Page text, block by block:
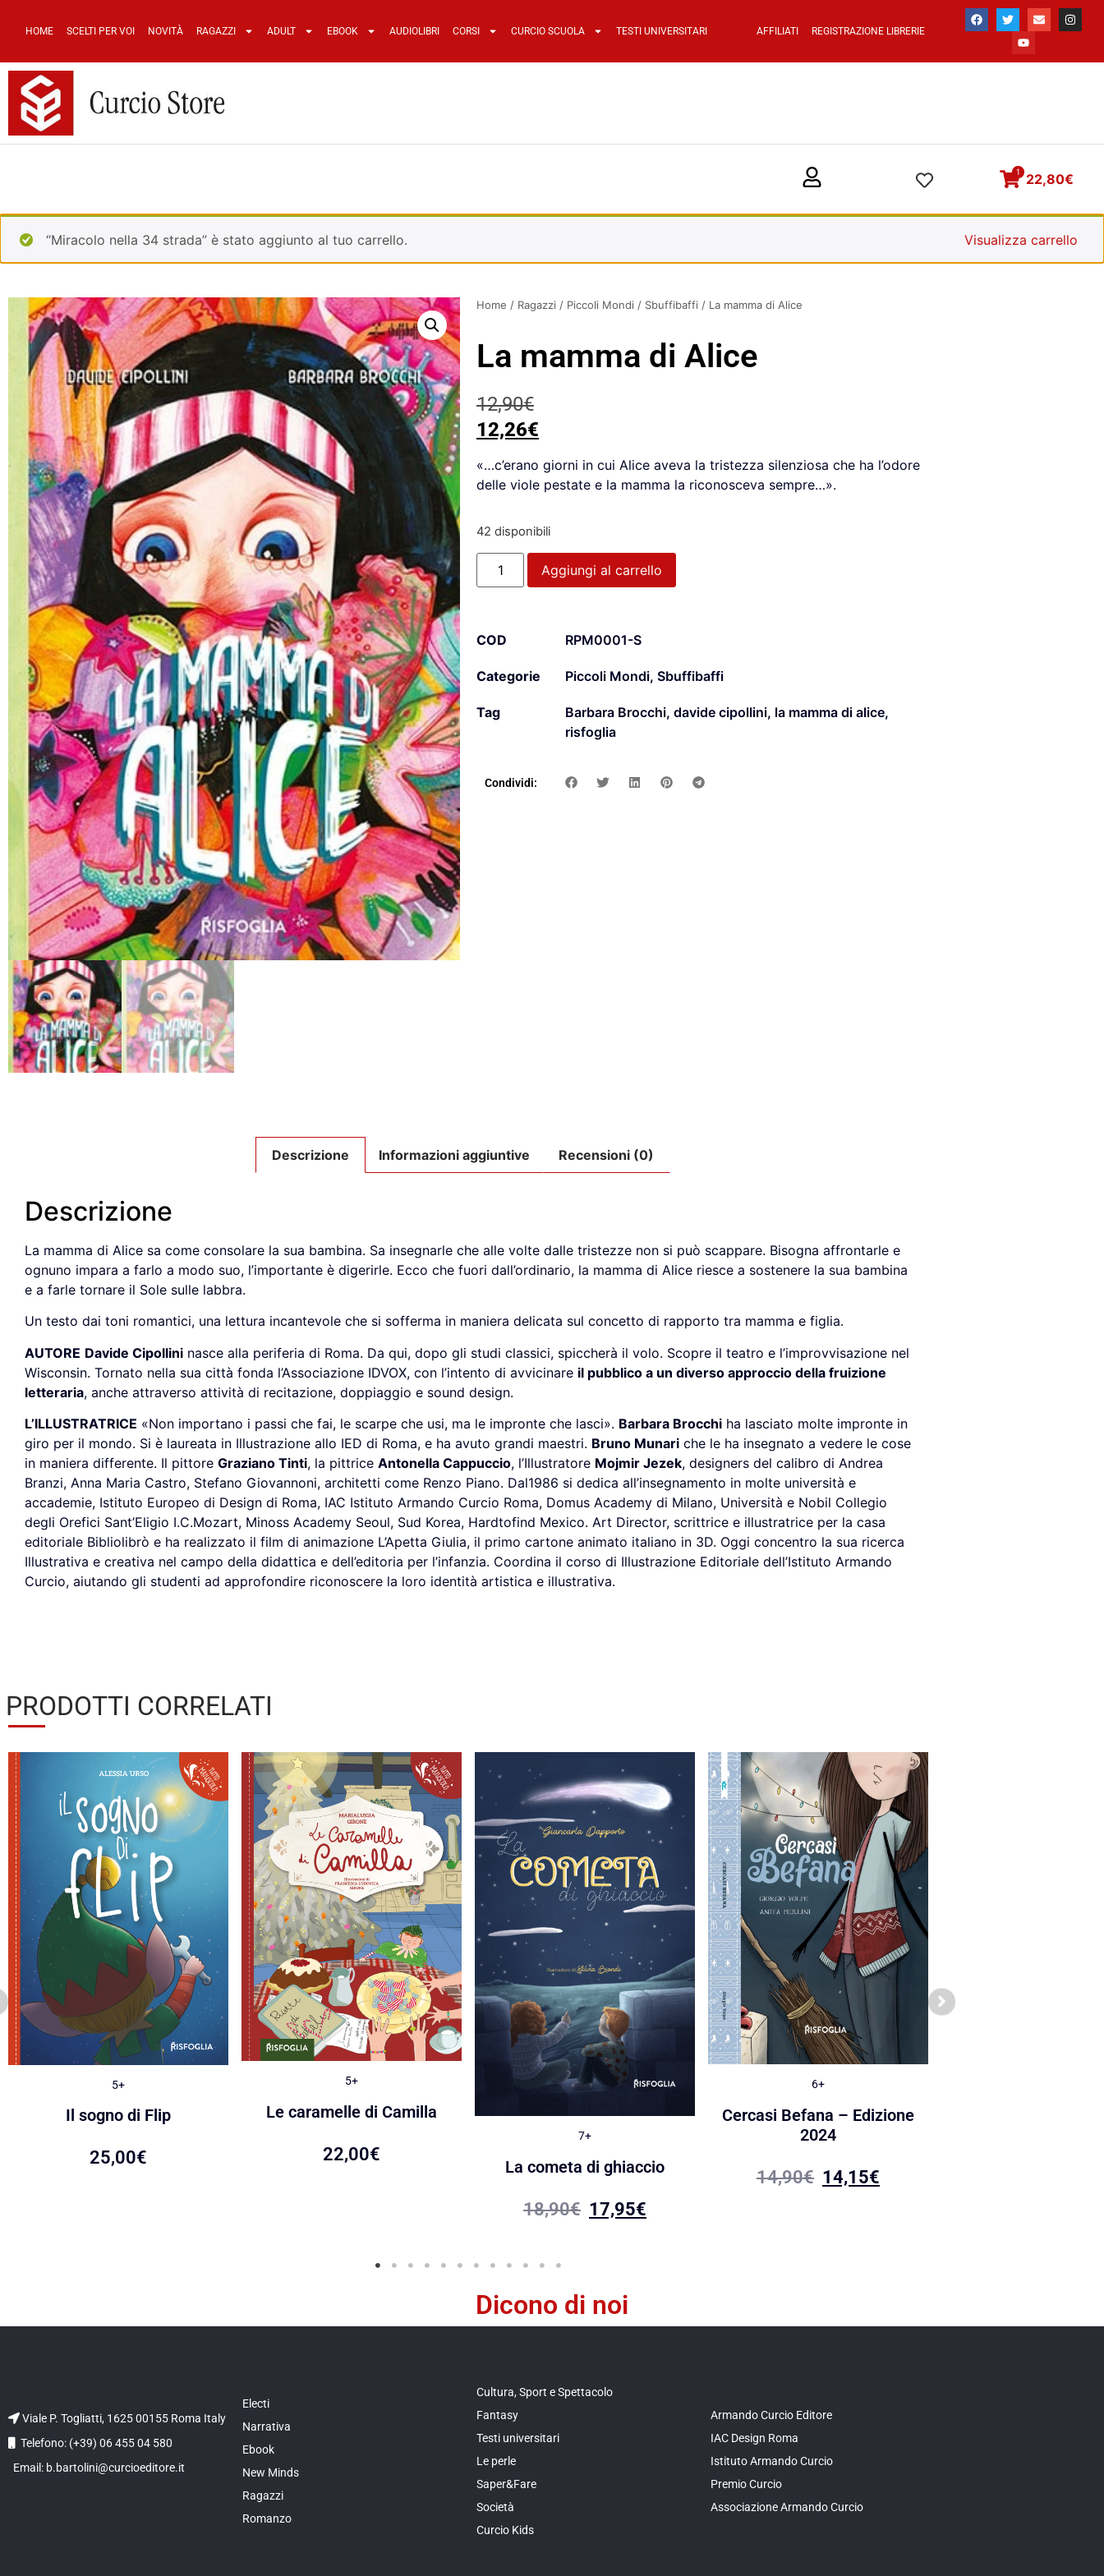
HOME SCELTI PER VOI NOVITÀ RAGAZZI ADULT EBOOK AUDIOLIBRI CORSI CURCIO SCUOLA TESTI UNIVERSITARI AFFILIATI REGISTRAZIONE LIBRERIE
22,80€
1
“Miracolo nella 34 strada” è stato aggiunto al tuo carrello. Visualizza carrello
Home / Ragazzi / Piccoli Mondi / Sbuffibaffi / La mamma di Alice
La mamma di Alice
12,90€
12,26€
«…c’erano giorni in cui Alice aveva la tristezza silenziosa che ha l’odore
delle viole pestate e la mamma la riconosceva sempre…».
42 disponibili
Aggiungi al carrello
COD RPM0001-S
Categorie Piccoli Mondi, Sbuffibaffi
Tag Barbara Brocchi, davide cipollini, la mamma di alice,
risfoglia
Condividi:
Descrizione Informazioni aggiuntive Recensioni (0)
Descrizione
La mamma di Alice sa come consolare la sua bambina. Sa insegnarle che alle volte dalle tristezze non si può scappare. Bisogna affrontarle e
ognuno impara a farlo a modo suo, l’importante è digerirle. Ecco che fuori dall’ordinario, la mamma di Alice riesce a sostenere la sua bambina
e a farle tornare il Sole sulle labbra.
Un testo dai toni romantici, una lettura incantevole che si sofferma in maniera delicata sul concetto di rapporto tra mamma e figlia.
AUTORE Davide Cipollini nasce alla periferia di Roma. Da qui, dopo gli studi classici, spiccherà il volo. Scopre il teatro e l’improvvisazione nel
Wisconsin. Tornato nella sua città fonda l’Associazione IDVOX, con l’intento di avvicinare il pubblico a un diverso approccio della fruizione
letteraria, anche attraverso attività di recitazione, doppiaggio e sound design.
L’ILLUSTRATRICE «Non importano i passi che fai, le scarpe che usi, ma le impronte che lasci». Barbara Brocchi ha lasciato molte impronte in
giro per il mondo. Si è laureata in Illustrazione allo IED di Roma, e ha avuto grandi maestri. Bruno Munari che le ha insegnato a vedere le cose
in maniera differente. Il pittore Graziano Tinti, la pittrice Antonella Cappuccio, l’Illustratore Mojmir Jezek, designers del calibro di Andrea
Branzi, Anna Maria Castro, Stefano Giovannoni, architetti come Renzo Piano. Dal1986 si dedica all’insegnamento in molte università e
accademie, Istituto Europeo di Design di Roma, IAC Istituto Armando Curcio Roma, Domus Academy di Milano, Università e Nobil Collegio
degli Orefici Sant’Eligio I.C.Mozart, Minoss Academy Seoul, Sud Korea, Hardtofind Mexico. Art Director, scrittrice e illustratrice per la casa
editoriale Bibliolibrò e ha realizzato il film di animazione L’Apetta Giulia, il primo cartone animato italiano in 3D. Oggi concentro la sua ricerca
Illustrativa e creativa nel campo della didattica e dell’editoria per l’infanzia. Coordina il corso di Illustrazione Editoriale dell’Istituto Armando
Curcio, aiutando gli studenti ad approfondire riconoscere la loro identità artistica e illustrativa.
PRODOTTI CORRELATI
5+
Il sogno di Flip
25,00€
5+
Le caramelle di Camilla
22,00€
7+
La cometa di ghiaccio
18,90€ 17,95€
6+
Cercasi Befana – Edizione
2024
14,90€ 14,15€
Dicono di noi
Viale P. Togliatti, 1625 00155 Roma Italy
Telefono: (+39) 06 455 04 580
Email: b.bartolini@curcioeditore.it
Electi
Narrativa
Ebook
New Minds
Ragazzi
Romanzo
Cultura, Sport e Spettacolo
Fantasy
Testi universitari
Le perle
Saper&Fare
Società
Curcio Kids
Armando Curcio Editore
IAC Design Roma
Istituto Armando Curcio
Premio Curcio
Associazione Armando Curcio